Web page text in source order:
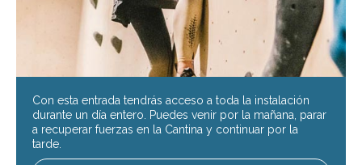
Con esta entrada tendrás acceso a toda la instalación
durante un día entero. Puedes venir por la mañana, parar
a recuperar fuerzas en la Cantina y continuar por la
tarde.